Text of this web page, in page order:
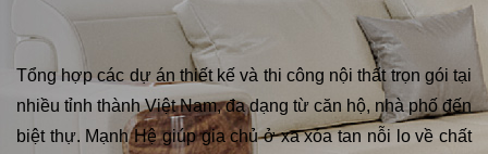
Tổng hợp các dự án thiết kế và thi công nội thất trọn gói tại
nhiều tỉnh thành Việt Nam, đa dạng từ căn hộ, nhà phố đến
biệt thự. Mạnh Hệ giúp gia chủ ở xa xóa tan nỗi lo về chất